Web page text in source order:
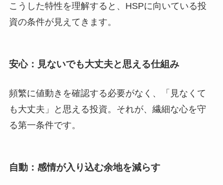
こうした特性を理解すると、HSPに向いている投
資の条件が見えてきます。
安心：見ないでも大丈夫と思える仕組み
頻繁に値動きを確認する必要がなく、「見なくて
も大丈夫」と思える投資。それが、繊細な心を守
る第一条件です。
自動：感情が入り込む余地を減らす